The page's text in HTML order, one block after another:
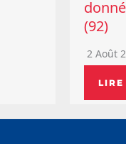
(92)
2 Août
LIRE